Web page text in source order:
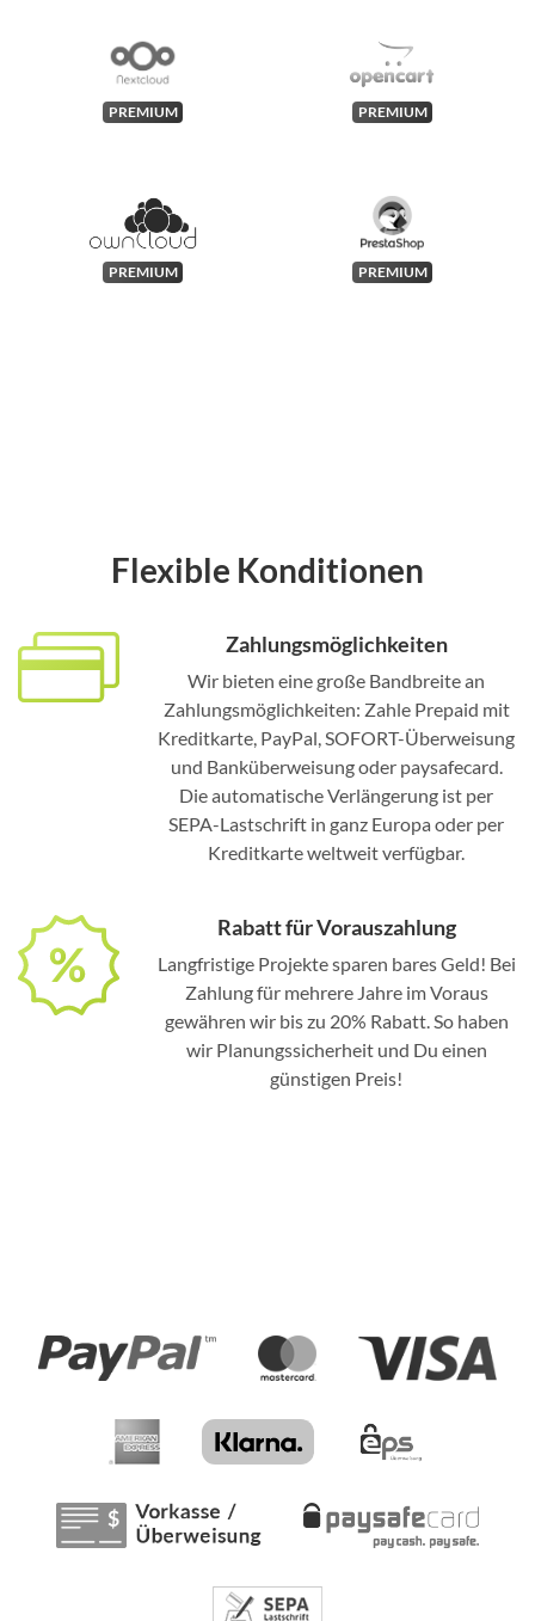
PREMIUM PREMIUM
PREMIUM PREMIUM
Flexible Konditionen
Zahlungsmöglichkeiten
Wir bieten eine große Bandbreite an
Zahlungsmöglichkeiten: Zahle Prepaid mit
Kreditkarte, PayPal, SOFORT-Überweisung
und Banküberweisung oder paysafecard.
Die automatische Verlängerung ist per
SEPA-Lastschrift in ganz Europa oder per
Kreditkarte weltweit verfügbar.
Rabatt für Vorauszahlung
Langfristige Projekte sparen bares Geld! Bei
Zahlung für mehrere Jahre im Voraus
gewähren wir bis zu 20% Rabatt. So haben
wir Planungssicherheit und Du einen
günstigen Preis!